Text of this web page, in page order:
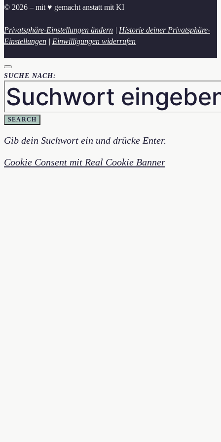
© 2026 – mit ♥︎ gemacht anstatt mit KI
Privatsphäre-Einstellungen ändern | Historie deiner Privatsphäre-
Einstellungen | Einwilligungen widerrufen
SUCHE NACH:
SEARCH
Gib dein Suchwort ein und drücke Enter.
Cookie Consent mit Real Cookie Banner